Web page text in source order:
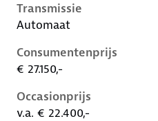
Transmissie
Automaat
Consumentenprijs
€ 27.150,-
Occasionprijs
v.a. € 22.400,-